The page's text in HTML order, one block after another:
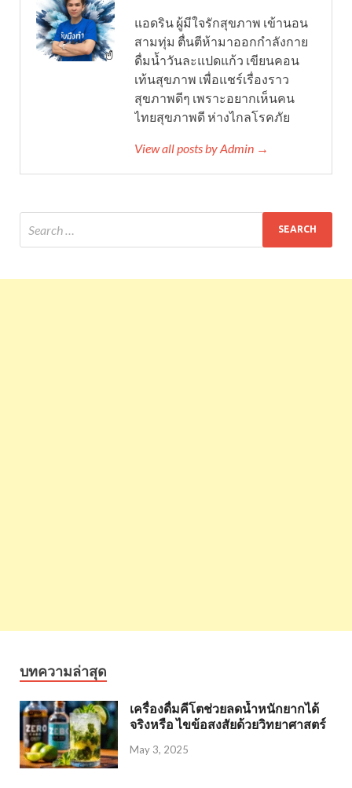
แอดริน ผู้มีใจรักสุขภาพ เข้านอน
สามทุ่ม ตื่นตีห้ามาออกกำลังกาย
ดื่มน้ำวันละแปดแก้ว เขียนคอน
เท้นสุขภาพ เพื่อแชร์เรื่องราว
สุขภาพดีๆ เพราะอยากเห็นคน
ไทยสุขภาพดี ห่างไกลโรคภัย
View all posts by Admin →
บทความล่าสุด
เครื่องดื่มคีโตช่วยลดน้ำหนักยากได้
จริงหรือ ไขข้อสงสัยด้วยวิทยาศาสตร์
May 3, 2025